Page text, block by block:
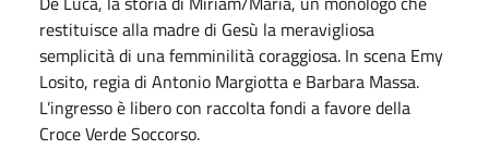
restituisce alla madre di Gesù la meravigliosa
semplicità di una femminilità coraggiosa. In scena Emy
Losito, regia di Antonio Margiotta e Barbara Massa.
L’ingresso è libero con raccolta fondi a favore della
Croce Verde Soccorso.